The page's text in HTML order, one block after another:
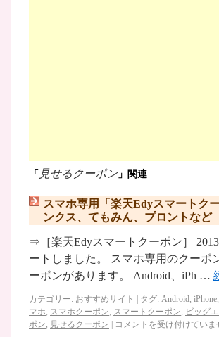
「 見せるクーポン」関連
スマホ専用「楽天Edyスマートク
ンクス、てもみん、プロントなど
⇒［楽天Edyスマートクーポン］
ートしました。 スマホ専用のクーポ
ーポンがあります。 Android、iPh …
カテゴリー: おすすめサイト タグ: Android, iPhone,
マホ, スマホクーポン, スマートクーポン, ビッグ
ポン, 見せるクーポン コメントを受け付けていま